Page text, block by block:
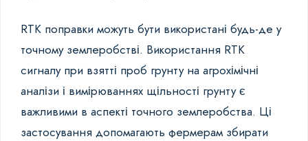
RTK поправки можуть бути використані будь-де у
точному землеробстві. Використання RTK
сигналу при взятті проб грунту на агрохімічні
аналізи і вимірюваннях щільності грунту є
важливими в аспекті точного землеробства. Ці
застосування допомагають фермерам збирати